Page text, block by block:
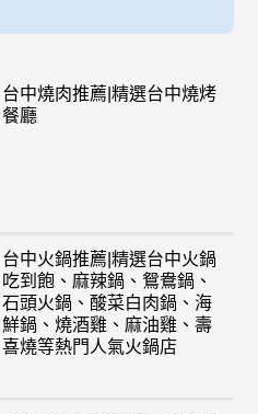
台中燒肉推薦|精選台中燒烤
餐廳
台中火鍋推薦|精選台中火鍋
吃到飽、麻辣鍋、鴛鴦鍋、
石頭火鍋、酸菜白肉鍋、海
鮮鍋、燒酒雞、麻油雞、壽
喜燒等熱門人氣火鍋店